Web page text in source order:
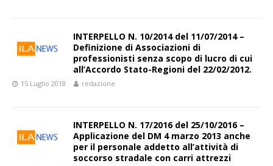
INTERPELLO N. 10/2014 del 11/07/2014 –
Definizione di Associazioni di
professionisti senza scopo di lucro di cui
all’Accordo Stato-Regioni del 22/02/2012.
15 Luglio 2018 redazione
INTERPELLO N. 17/2016 del 25/10/2016 –
Applicazione del DM 4 marzo 2013 anche
per il personale addetto all’attività di
soccorso stradale con carri attrezzi